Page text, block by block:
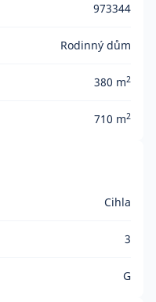
973344
Rodinný dům
380 m2
710 m2
Cihla
3
G